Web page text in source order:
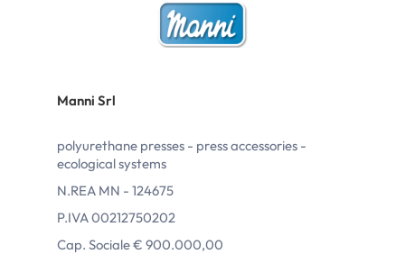
Manni Srl
polyurethane presses - press accessories -
ecological systems
N.REA MN - 124675
P.IVA 00212750202
Cap. Sociale € 900.000,00